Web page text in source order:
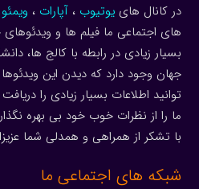
در کانال هاییوتیوب ، آپارات ، ویمئو
های اجتماعی ما فیلم ها و
بسیار زیادی در رابطه با کالج ها،
جهان وجود دارد که دیدن این
توانید اطلاعات بسیار زیادی را دریافت
ما را از نظرات خوب خود بی بهره
با تشکر از همراهی و همدلی شما
شبکه های اجتماعی ما